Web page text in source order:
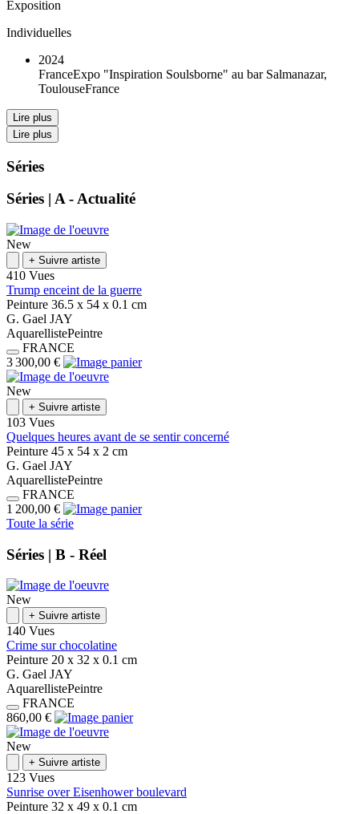
Exposition
Individuelles
2024
FranceExpo "Inspiration Soulsborne" au bar Salmanazar,
ToulouseFrance
Lire plus
Lire plus
Séries
Séries | A - Actualité
New
+ Suivre artiste
410 Vues
Trump enceint de la guerre
Peinture 36.5 x 54 x 0.1 cm
G. Gael JAY
AquarellistePeintre
FRANCE
3 300,00 €
New
+ Suivre artiste
103 Vues
Quelques heures avant de se sentir concerné
Peinture 45 x 54 x 2 cm
G. Gael JAY
AquarellistePeintre
FRANCE
1 200,00 €
Toute la série
Séries | B - Réel
New
+ Suivre artiste
140 Vues
Crime sur chocolatine
Peinture 20 x 32 x 0.1 cm
G. Gael JAY
AquarellistePeintre
FRANCE
860,00 €
New
+ Suivre artiste
123 Vues
Sunrise over Eisenhower boulevard
Peinture 32 x 49 x 0.1 cm